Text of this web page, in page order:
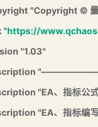
"Copyright ©
"https://
"1.03"
"EA、指标公
"EA、指标编